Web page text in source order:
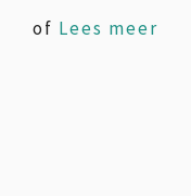
of Lees meer